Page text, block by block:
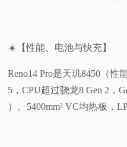
☀️【性能、电池与快充】
Reno14 Pro是天玑8450（性
5，CPU超过骁龙8 Gen 2，
）。5400mm² VC均热板，